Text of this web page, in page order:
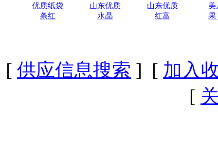
优质纸袋
条红
山东优质
水晶
山东优质
红富
美
果
[ 供应信息搜索 ] [ 加入
[